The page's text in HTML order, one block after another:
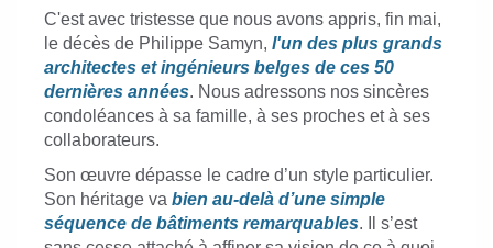
C'est avec tristesse que nous avons appris, fin mai,
le décès de Philippe Samyn, l'un des plus grands
architectes et ingénieurs belges de ces 50
dernières années. Nous adressons nos sincères
condoléances à sa famille, à ses proches et à ses
collaborateurs.
Son œuvre dépasse le cadre d’un style particulier.
Son héritage va bien au-delà d’une simple
séquence de bâtiments remarquables. Il s’est